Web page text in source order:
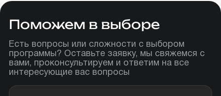
Поможем в выборе
Есть вопросы или сложности с выбором
программы? Оставьте заявку, мы свяжемся с
вами, проконсультируем и ответим на все
интересующие вас вопросы